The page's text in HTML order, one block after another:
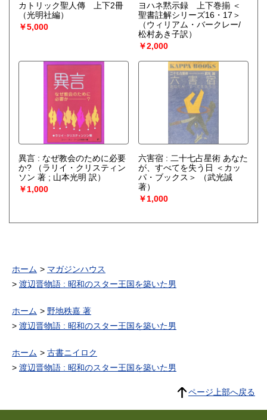
カトリック聖人傳 上下2冊
（光明社編）
￥5,000
ヨハネ黙示録 上下巻揃 ＜
聖書註解シリーズ16・17＞
（ウィリアム・バークレー/
松村あき子訳）
￥2,000
異言 : なぜ教会のために必要
か?
（ラリイ・クリスティン
ソン 著 ; 山本光明 訳）
￥1,000
六害宿 : 二十七占星術 あなた
が、すべてを失う日 ＜カッ
パ・ブックス＞
（武光誠
著）
￥1,000
ホーム
マガジンハウス
渡辺晋物語 : 昭和のスター王国を築いた男
ホーム
野地秩嘉 著
渡辺晋物語 : 昭和のスター王国を築いた男
ホーム
古書ニイロク
渡辺晋物語 : 昭和のスター王国を築いた男
ページ上部へ戻る